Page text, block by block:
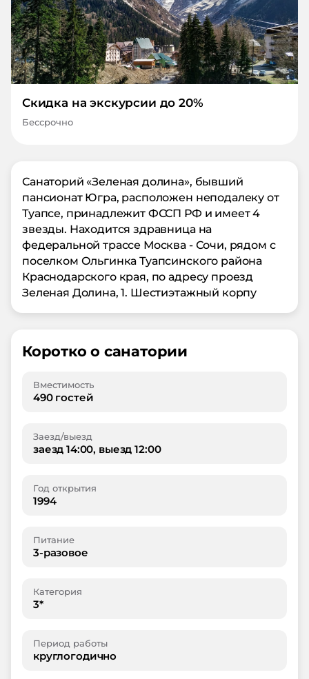
Скидка на экскурсии до 20%
Бессрочно
Санаторий «Зеленая долина», бывший
пансионат Югра, расположен неподалеку от
Туапсе, принадлежит ФССП РФ и имеет 4
звезды. Находится здравница на
федеральной трассе Москва - Сочи, рядом с
поселком Ольгинка Туапсинского района
Краснодарского края, по адресу проезд
Зеленая Долина, 1. Шестиэтажный корпу
Коротко о санатории
Вместимость
490 гостей
Заезд/выезд
заезд 14:00, выезд 12:00
Год открытия
1994
Питание
3-разовое
Категория
3*
Период работы
круглогодично